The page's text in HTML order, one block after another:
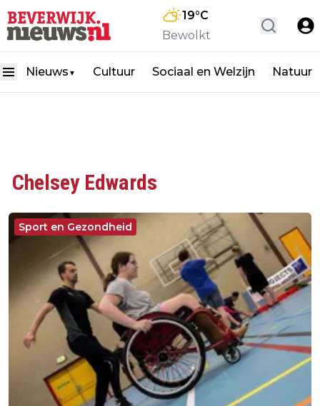
19°C
Bewolkt
Nieuws ▼ Cultuur Sociaal en Welzijn Natuur
Chelsey Edwards
Sport en Gezondheid